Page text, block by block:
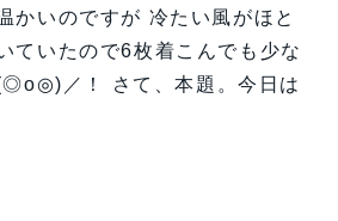
かいのですが 冷たい風がほと
ていたので6枚着こんでも少な
／！ さて、本題。今日は